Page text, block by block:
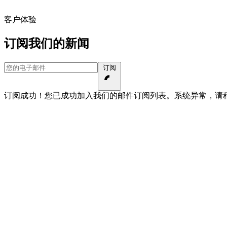
客户体验
订阅我们的新闻
您的电子邮件
订阅成功！您已成功加入我们的邮件订阅列表。 系统异常，请